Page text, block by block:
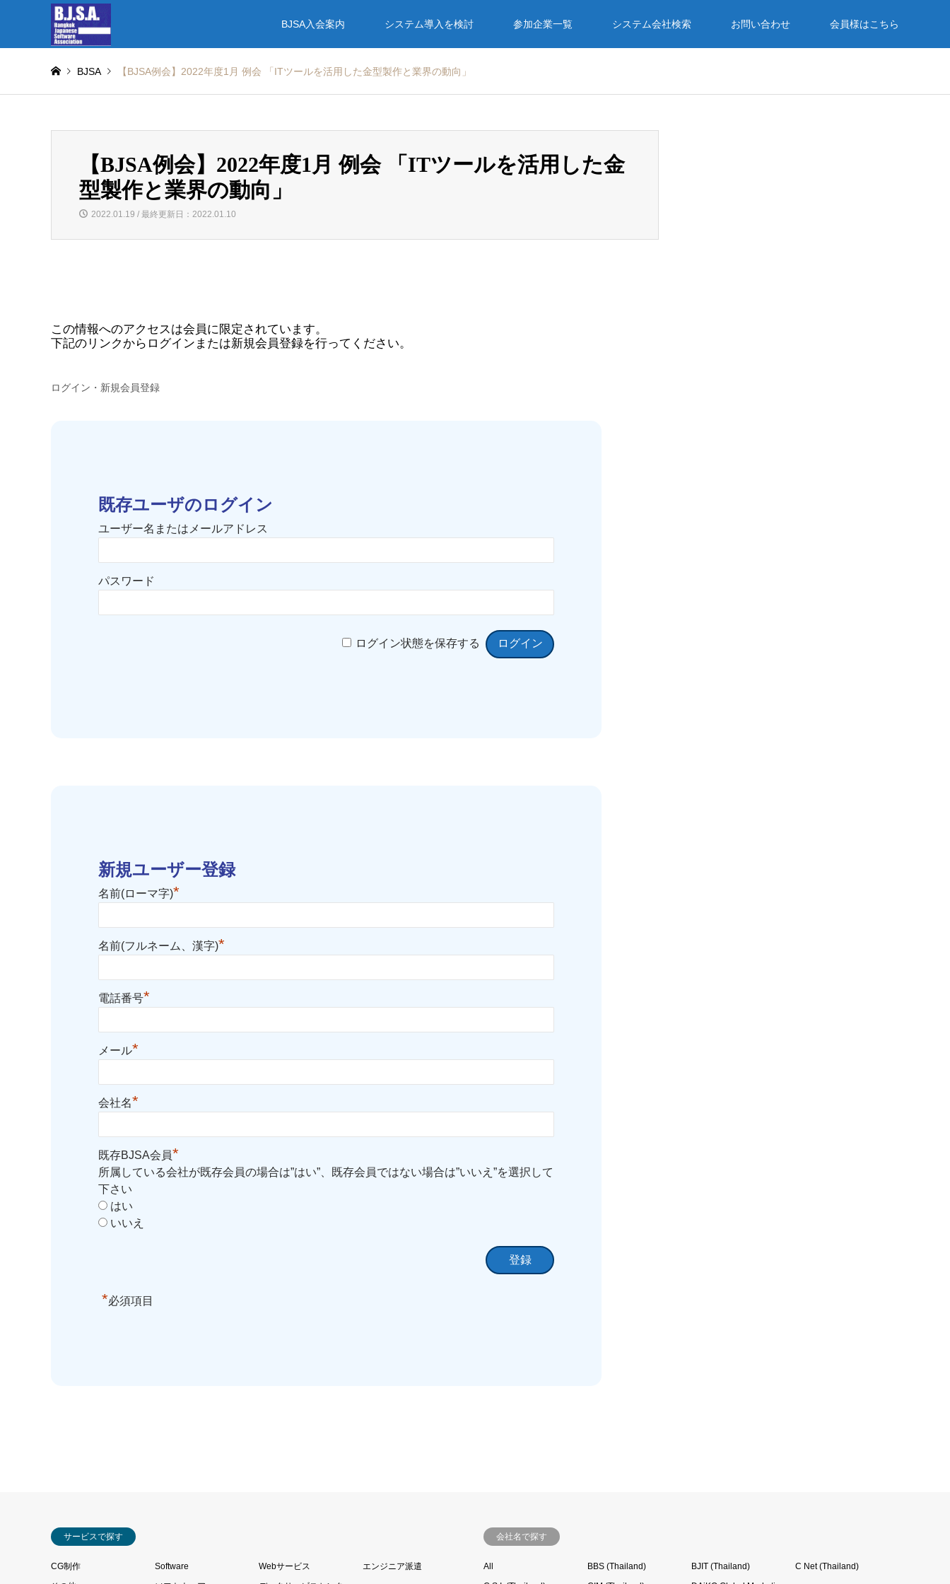
BJSA入会案内 システム導入を検討 参加企業一覧 システム会社検索 お問い合わせ 会員様はこちら
BJSA 【BJSA例会】2022年度1月 例会 「ITツールを活用した金型製作と業界の動向」
【BJSA例会】2022年度1月 例会 「ITツールを活用した金
型製作と業界の動向」
2022.01.19 / 最終更新日：2022.01.10
この情報へのアクセスは会員に限定されています。
下記のリンクからログインまたは新規会員登録を行ってください。
ログイン・新規会員登録
既存ユーザのログイン
ユーザー名またはメールアドレス
パスワード
ログイン状態を保存する
新規ユーザー登録
名前(ローマ字)*
名前(フルネーム、漢字)*
電話番号*
メール*
会社名*
既存BJSA会員*
所属している会社が既存会員の場合は”はい”、既存会員ではない場合は”いいえ”を選択して
下さい
はい
いいえ
*必須項目
サービスで探す
CG制作 Software Webサービス
エンジニア派遣
会社名で探す
All BBS (Thailand) BJIT (Thailand)
C Net (Thailand)